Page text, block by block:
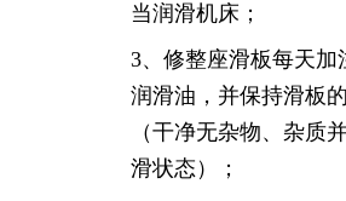
当润滑机床；
3、修整座滑板每天加
润滑油，并保持滑板
（干净无杂物、杂质
滑状态）；